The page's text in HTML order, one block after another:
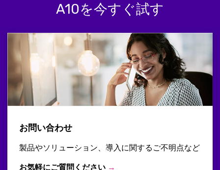
A10を今すぐ試す
お問い合わせ
製品やソリューション、導入に関するご不明点など
お気軽にご質問ください →